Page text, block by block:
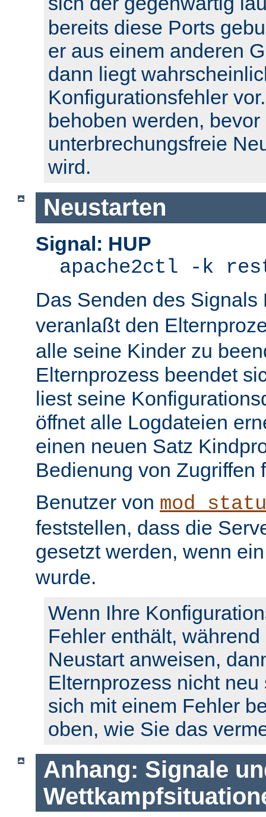
bereits diese Ports
er aus einem anderen
dann liegt
Konfigurationsfehler
behoben werden, bevor
unterbrechungsfreie
wird.
Neustarten
Signal: HUP
apache2ctl -k
Das Senden des Signals
veranlaßt den
alle seine Kinder zu
Elternprozess beendet
liest seine
öffnet alle Logdateien
einen neuen Satz
Bedienung von Zugriffen
Benutzer von
feststellen, dass die
gesetzt werden, wenn
wurde.
Wenn Ihre
Fehler enthält,
Neustart anweisen,
Elternprozess nicht
sich mit einem Fehler
oben, wie Sie das
Anhang: Signale